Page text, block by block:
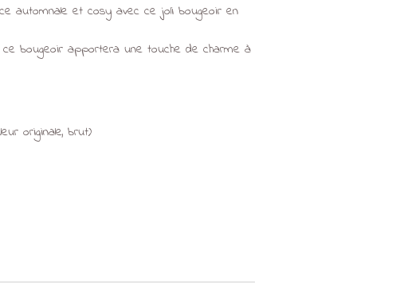
automnale et cosy avec ce joli bougeoir en
bougeoir apportera une touche de charme à
originale, brut)